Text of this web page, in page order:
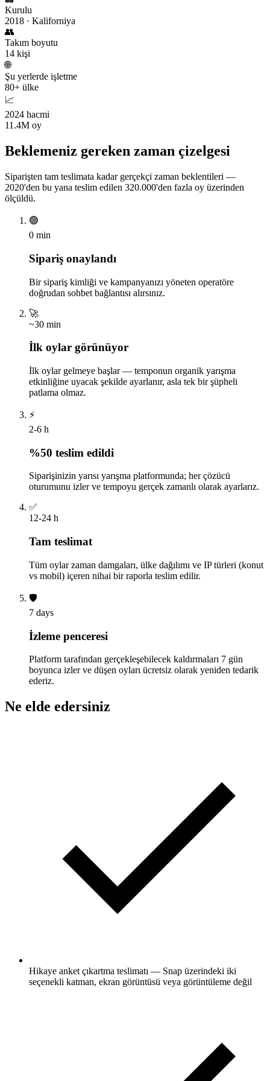
Kurulu
2018 · Kaliforniya
👥
Takım boyutu
14 kişi
🌐
Şu yerlerde işletme
80+ ülke
📈
2024 hacmi
11.4M oy
Beklemeniz gereken zaman çizelgesi
Siparişten tam teslimata kadar gerçekçi zaman beklentileri —
2020'den bu yana teslim edilen 320.000'den fazla oy üzerinden
ölçüldü.
🟢
0 min
Sipariş onaylandı
Bir sipariş kimliği ve kampanyanızı yöneten operatöre
doğrudan sohbet bağlantısı alırsınız.
🚀
~30 min
İlk oylar görünüyor
İlk oylar gelmeye başlar — temponun organik yarışma
etkinliğine uyacak şekilde ayarlanır, asla tek bir şüpheli
patlama olmaz.
⚡
2-6 h
%50 teslim edildi
Siparişinizin yarısı yarışma platformunda; her çözücü
oturumunu izler ve tempoyu gerçek zamanlı olarak ayarlarız.
✅
12-24 h
Tam teslimat
Tüm oylar zaman damgaları, ülke dağılımı ve IP türleri (konut
vs mobil) içeren nihai bir raporla teslim edilir.
🛡️
7 days
İzleme penceresi
Platform tarafından gerçekleşebilecek kaldırmaları 7 gün
boyunca izler ve düşen oyları ücretsiz olarak yeniden tedarik
ederiz.
Ne elde edersiniz
Hikaye anket çıkartma teslimatı — Snap üzerindeki iki
seçenekli katman, ekran görüntüsü veya görüntüleme değil